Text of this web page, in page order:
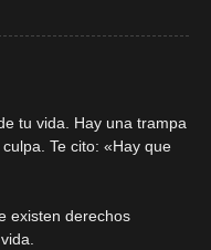
tu vida. Hay una trampa
Te cito: «Hay que
existen derechos